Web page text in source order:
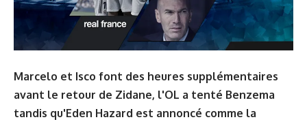
Marcelo et Isco font des heures supplémentaires
avant le retour de Zidane, l'OL a tenté Benzema
tandis qu'Eden Hazard est annoncé comme la